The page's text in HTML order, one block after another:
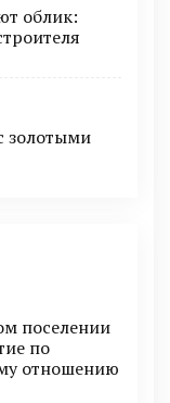
облик:
золотыми
поселении
по
отношению